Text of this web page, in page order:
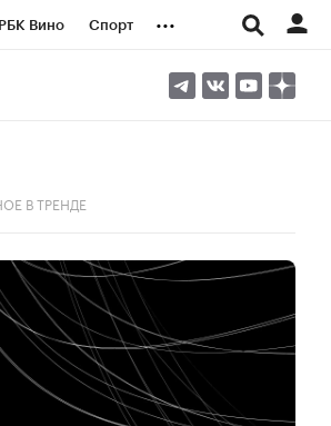
РБК Вино Спорт ...
В ТРЕНДЕ